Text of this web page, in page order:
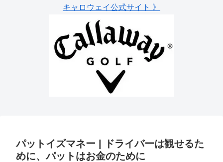
キャロウェイ公式サイト 》
パットイズマネー | ドライバーは観せるた
めに、パットはお金のために